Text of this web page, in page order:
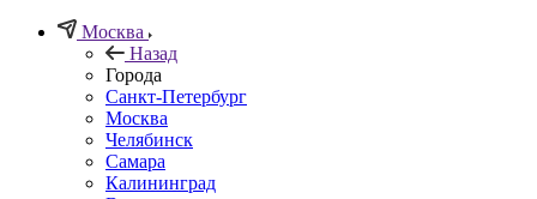
Москва
Назад
Города
Санкт-Петербург
Москва
Челябинск
Самара
Калининград